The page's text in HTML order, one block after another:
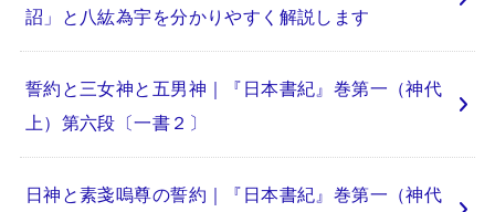
詔」と八紘為宇を分かりやすく解説します
誓約と三女神と五男神｜『日本書紀』巻第一（神代
上）第六段〔一書２〕
日神と素戔嗚尊の誓約｜『日本書紀』巻第一（神代